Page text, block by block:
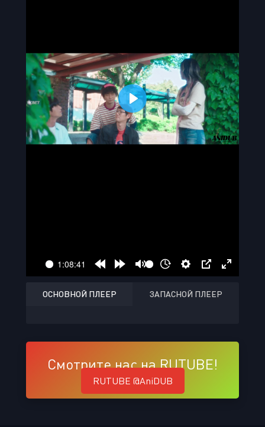
ОСНОВНОЙ ПЛЕЕР ЗАПАСНОЙ ПЛЕЕР
Смотрите нас на RUTUBE!
RUTUBE @AniDUB